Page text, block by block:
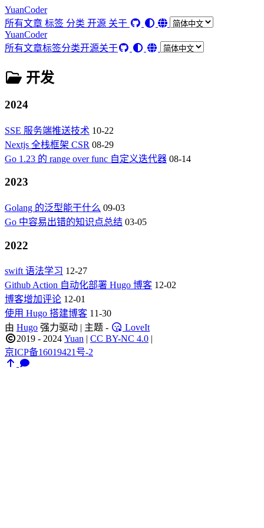
YuanCoder
所有文章 标签 分类 开源 关于
YuanCoder
所有文章标签分类开源关于
开发
2024
SSE 服务端推送技术 10-22
Nextjs 全栈框架 CSR 08-29
Go 1.23 的 range over func 自定义迭代器 08-14
2023
Golang 的泛型能干什么 09-03
Go 中容易出错的知识点总结 03-05
2022
swift 语法学习 12-27
Github Action 自动化部署 Hugo 博客 12-02
博客增加评论 12-01
使用 Hugo 搭建博客 11-30
由 Hugo 强力驱动 | 主题 -
LoveIt
2019 - 2024 Yuan | CC BY-NC 4.0 |
京ICP备16019421号-2